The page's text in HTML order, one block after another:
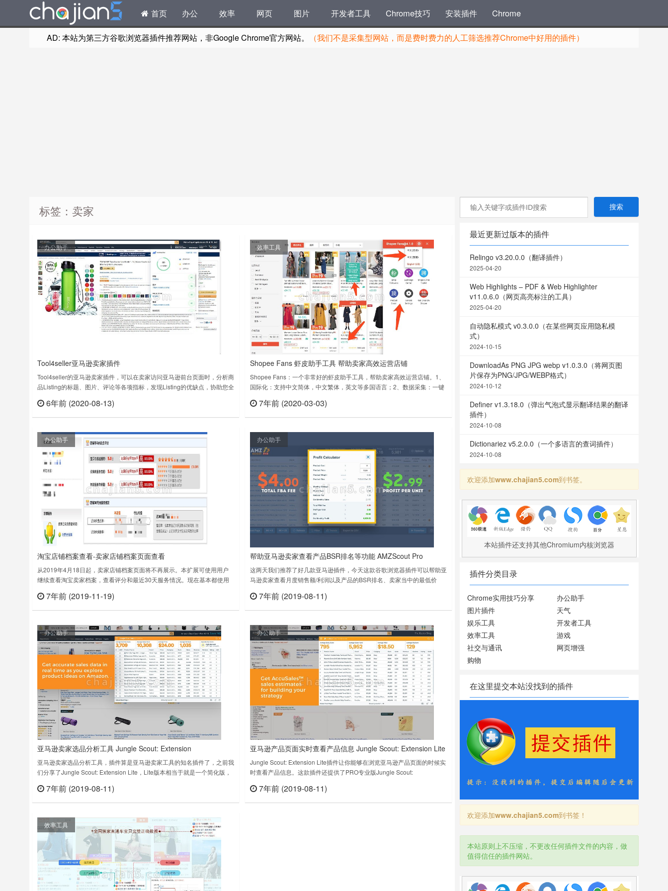
首页 办公 效率 网页 图片 开发者工具 Chrome技巧 安装插件 Chrome
AD: 本站为第三方谷歌浏览器插件推荐网站，非Google Chrome官方网站。 （我们不是采集型网站，而是费时费力的人工筛选推荐Chrome中好用的插件）
标签：卖家
办公助手
Tool4seller亚马逊卖家插件
Tool4seller的亚马逊卖家插件，可以在卖家访问亚马逊前台页面时，分析商
品Listing的标题、图片、评论等各项指标，发现Listing的优缺点，协助您全
队为亚马逊卖家研发的智能浏览器插件。插件为您提供亚马逊前台商品信
息，可以快速检测亚马逊商品L……
6年前 (2020-08-13)
效率工具
Shopee Fans 虾皮助手工具 帮助卖家高效运营店铺
Shopee Fans：一个非常好的虾皮助手工具，帮助卖家高效运营店铺。1、
国际化：支持中文简体，中文繁体，英文等多国语言；2、数据采集：一键
刷粉精灵：一键操作快速涨粉，自动过滤僵尸粉、不活跃买家、卖家等；
4、多账号管理：多站点店铺管理如此轻松；5、聊聊先生：精准翻译……
7年前 (2020-03-03)
办公助手
淘宝店铺档案查看-卖家店铺档案页面查看
从2019年4月18日起，卖家店铺档案页面将不再展示。本扩展可使用用户
继续查看淘宝卖家档案，查看评分和最近30天服务情况。现在基本都使用
的人来说，还是一个不错的辅助工具。淘宝店铺档案查看 Chrome插件下载
版本：0.2.0上次更新日期：2019年8月1日……
7年前 (2019-11-19)
办公助手
帮助亚马逊卖家查看产品BSR排名等功能 AMZScout Pro
这两天我们推荐了好几款亚马逊插件，今天这款谷歌浏览器插件可以帮助亚
马逊卖家查看月度销售额/利润以及产品的BSR排名、卖家当中的最低价
Pro v1.7.7上次更新日期：2019年8月9日AMZScout Pro v2.4.0.1上次更新
日期：2022年7月1日AMZ……
7年前 (2019-08-11)
办公助手
亚马逊卖家选品分析工具 Jungle Scout: Extension
亚马逊卖家选品分析工具，插件算是亚马逊卖家工具的知名插件了，之前我
们分享了Jungle Scout: Extension Lite，Lite版本相当于就是一个简化版，
入、FBA等功能，专门做亚马逊的卖家可以考虑。（FBA工具）Chrome插
件Jungle Scout: Extensio……
7年前 (2019-08-11)
办公助手
亚马逊产品页面实时查看产品信息 Jungle Scout: Extension Lite
Jungle Scout: Extension Lite插件让你能够在浏览亚马逊产品页面的时候实
时查看产品信息。这款插件还提供了PRO专业版Jungle Scout:
期：2019年6月26日……
7年前 (2019-08-11)
效率工具
最近更新过版本的插件
Relingo v3.20.0.0（翻译插件）
2025-04-20
Web Highlights – PDF & Web Highlighter
v11.0.6.0（网页高亮标注的工具）
2025-04-20
自动隐私模式 v0.3.0.0（在某些网页应用隐私模
式）
2024-10-15
DownloadAs PNG JPG webp v1.0.3.0（将网页图
片保存为PNG/JPG/WEBP格式）
2024-10-12
Definer v1.3.18.0（弹出气泡式显示翻译结果的翻译
插件）
2024-10-08
Dictionariez v5.2.0.0（一个多语言的查词插件）
2024-10-08
欢迎添加www.chajian5.com到书签。
本站插件还支持其他Chromium内核浏览器
插件分类目录
Chrome实用技巧分享
办公助手
图片插件
天气
娱乐工具
开发者工具
效率工具
游戏
社交与通讯
网页增强
购物
在这里提交本站没找到的插件
欢迎添加www.chajian5.com到书签！
本站原则上不压缩，不更改任何插件文件的内容，做
值得信任的插件网站。